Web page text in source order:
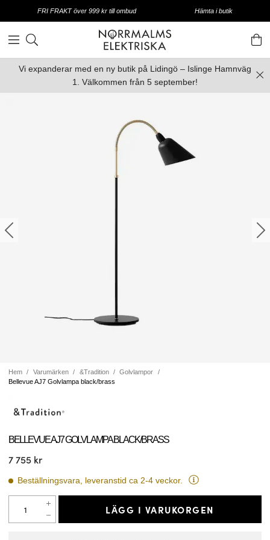
FRI FRAKT över 999 kr till ombud Hämta i butik
Vi expanderar med en ny butik på Lidingö – Islinge Hamnväg
1. Välkommen från 5 september!
Hem Varumärken &Tradition
Golvlampor
Bellevue AJ7 Golvlampa black/brass
BELLEVUE AJ7 GOLVLAMPA BLACK/BRASS
7 755 kr
Beställningsvara, leveranstid ca 2-4 veckor.
LÄGG I VARUKORGEN